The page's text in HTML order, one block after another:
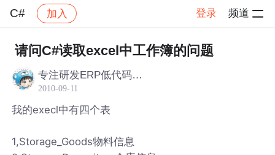
C# 加入 登录 频道
社区 C# 帖子详情
请问C#读取excel中工作簿的问题
专注研发ERP低代码开发平台
2010-09-11
我的execl中有四个表
1,Storage_Goods物料信息